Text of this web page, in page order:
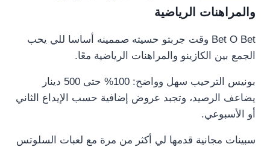
والمراهنات الرياضية
Bet O Bet وقت جربتو حسيته صممينه أساسا للي يحب
الجمع بين الكازينو والمراهنات الرياضية معًا.
بونيس الترحيب سهل وواضح: 100% حتى 500 دينار
يضاعف الرصيد، وتجبد عروض إضافية حسب الإيداع الثاني
أو الأسبوعي.
سبينات مجانية قدمها لي أكثر من مرة مع لعبات السلوتس